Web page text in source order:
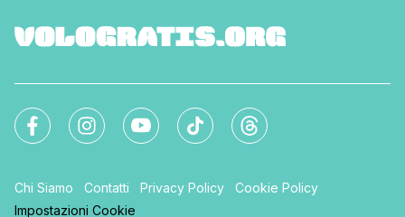
Chi Siamo Contatti Privacy Policy
Cookie Policy
Impostazioni Cookie